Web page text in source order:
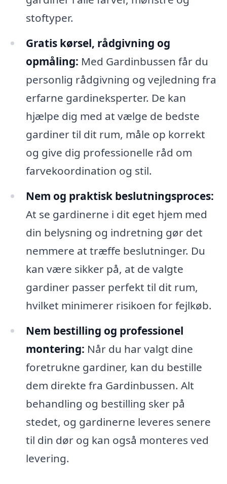
stoftyper.
Gratis kørsel, rådgivning og
opmåling: Med Gardinbussen får du
personlig rådgivning og vejledning fra
erfarne gardineksperter. De kan
hjælpe dig med at vælge de bedste
gardiner til dit rum, måle op korrekt
og give dig professionelle råd om
farvekoordination og stil.
Nem og praktisk beslutningsproces:
At se gardinerne i dit eget hjem med
din belysning og indretning gør det
nemmere at træffe beslutninger. Du
kan være sikker på, at de valgte
gardiner passer perfekt til dit rum,
hvilket minimerer risikoen for fejlkøb.
Nem bestilling og professionel
montering: Når du har valgt dine
foretrukne gardiner, kan du bestille
dem direkte fra Gardinbussen. Alt
behandling og bestilling sker på
stedet, og gardinerne leveres senere
til din dør og kan også monteres ved
levering.